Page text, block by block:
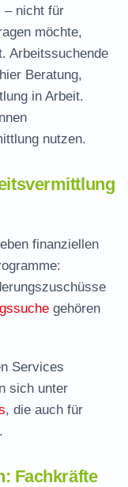
– nicht für
möchte,
Arbeitssuchende
Beratung,
in Arbeit.
nutzen.
finanziellen
gehören
Services
sich unter
, die auch für
Fachkräfte